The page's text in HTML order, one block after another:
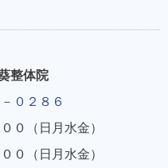
整体院
０２８６
０（日月水金）
０（日月水金）